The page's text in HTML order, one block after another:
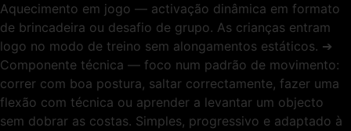
Aquecimento em jogo — activação dinâmica em formato
de brincadeira ou desafio de grupo. As crianças entram
logo no modo de treino sem alongamentos estáticos. ➔
Componente técnica — foco num padrão de movimento:
correr com boa postura, saltar correctamente, fazer uma
flexão com técnica ou aprender a levantar um objecto
sem dobrar as costas. Simples, progressivo e adaptado à